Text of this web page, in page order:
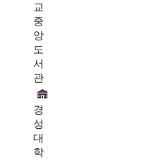
교
중
앙
도
서
관
경
성
대
학